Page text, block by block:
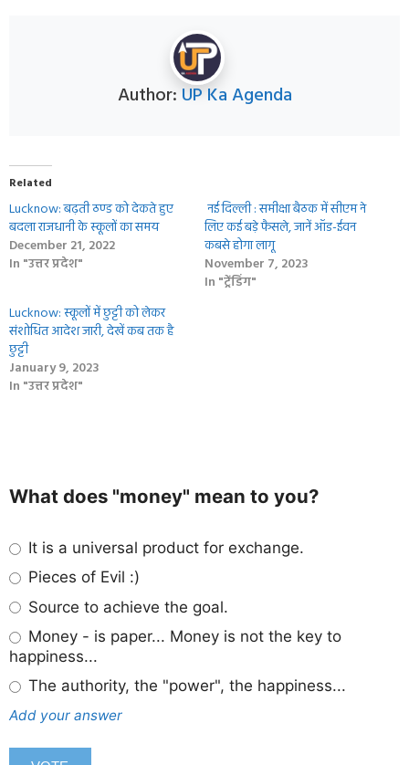
Author: UP Ka Agenda
Related
Lucknow: बढ़ती ठण्ड को देकते हुए
बदला राजधानी के स्कूलों का समय
December 21, 2022
In "उत्तर प्रदेश"
नई दिल्ली : समीक्षा बैठक में सीएम ने
लिए कई बड़े फैसले, जानें ऑड-ईवन
कबसे होगा लागू
November 7, 2023
In "ट्रेंडिंग"
Lucknow: स्कूलों में छुट्टी को लेकर
संशोधित आदेश जारी, देखें कब तक है
छुट्टी
January 9, 2023
In "उत्तर प्रदेश"
What does "money" mean to you?
It is a universal product for exchange.
Pieces of Evil :)
Source to achieve the goal.
Money - is paper... Money is not the key to
happiness...
The authority, the "power", the happiness...
Add your answer